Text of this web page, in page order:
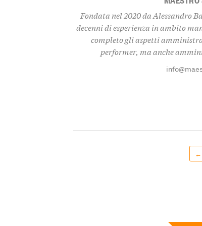
Fondata nel 2020 da Alessandro
decenni di esperienza in ambito
completo gli aspetti
performer, ma anche
←